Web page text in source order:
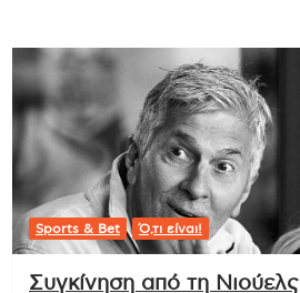
Sports & Bet Ό,τι είναι!
Συγκίνηση από τη Νιούελς